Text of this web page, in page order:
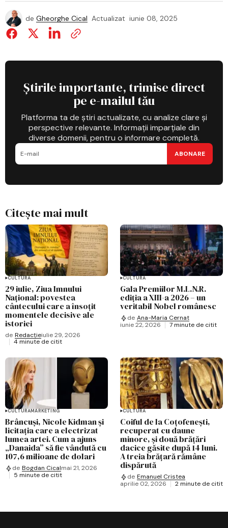
de Gheorghe Cical Actualizat iunie 08, 2025
Știrile importante, trimise direct
pe e-mailul tău
Platforma ta de știri actualizate, cu analize clare și
perspective relevante. Informații imparțiale din
diverse domenii, pentru o informare completă.
ABONARE
Citește mai mult
CULTURĂ
29 iulie, Ziua Imnului
Național: povestea
cântecului care a însoțit
momentele decisive ale
istoriei
de Redacțieiulie 29, 2026
4 minute de citit
CULTURĂ
Gala Premiilor M.L.N.R.
ediția a XIII-a 2026 – un
veritabil Nobel românesc
de Ana-Maria Cernat
iunie 22, 2026
7 minute de citit
CULTURĂMARKETING
Brâncuși, Nicole Kidman și
licitația care a electrizat
lumea artei. Cum a ajuns
„Danaida” să fie vândută cu
107,6 milioane de dolari
de Bogdan Cicalmai 21, 2026
5 minute de citit
CULTURĂ
Coiful de la Coțofenești,
recuperat cu daune
minore, și două brățări
dacice găsite după 14 luni.
A treia brățară rămâne
dispărută
de Emanuel Cristea
aprilie 02, 2026
2 minute de citit